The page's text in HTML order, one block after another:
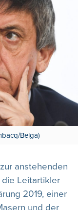
Belga)
anstehenden
die Leitartikler
2019, einer
und der